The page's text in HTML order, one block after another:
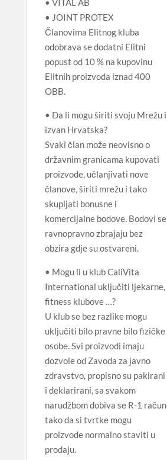
• VITAL AB
• JOINT PROTEX
Članovima Elitnog kluba
odobrava se dodatni Elitni
popust od 10 % na kupovinu
Elitnih proizvoda iznad 400
OBB.
• Da li mogu širiti svoju Mrežu i
izvan Hrvatska?
Svaki član može neovisno o
državnim granicama kupovati
proizvode, učlanjivati nove
članove, širiti mrežu i tako
skupljati bonusne i
komercijalne bodove. Bodovi se
ravnopravno zbrajaju bez
obzira gdje su ostvareni.
• Mogu li u klub CaliVita
International uključiti ljekarne,
fitness klubove …?
U klub se bez razlike mogu
uključiti bilo pravne bilo fizičke
osobe. Svi proizvodi imaju
dozvole od Zavoda za javno
zdravstvo, propisno su pakirani
i deklarirani, sa svakom
narudžbom dobiva se R-1 račun
tako da si tvrtke mogu
proizvode normalno staviti u
prodaju.